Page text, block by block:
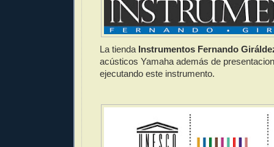
La tienda Instrumentos Fernando
acústicos Yamaha además de
ejecutando este instrumento.